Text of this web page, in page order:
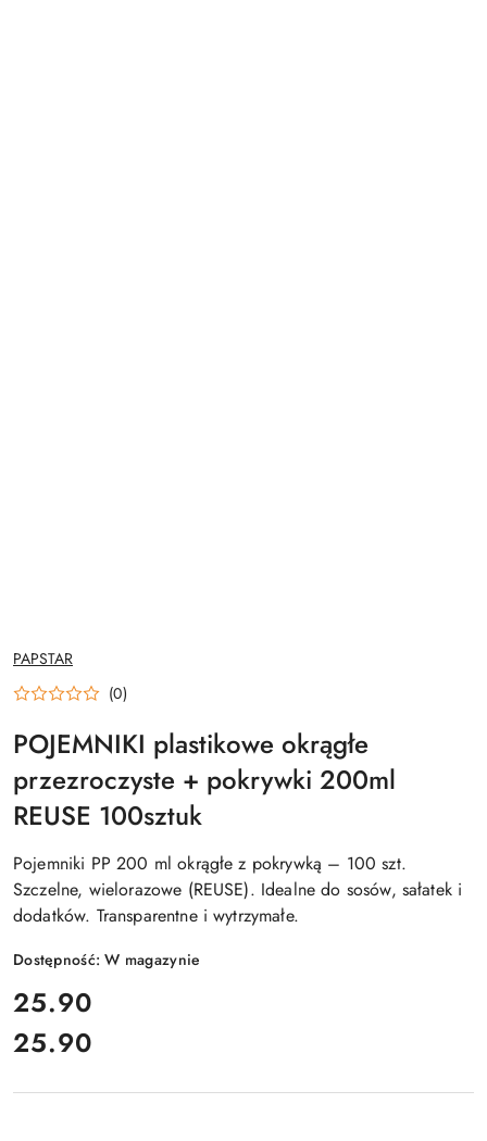
NAZWA
PRODUCENTA:
PAPSTAR
(0)
POJEMNIKI plastikowe okrągłe
przezroczyste + pokrywki 200ml
REUSE 100sztuk
Pojemniki PP 200 ml okrągłe z pokrywką – 100 szt.
Szczelne, wielorazowe (REUSE). Idealne do sosów, sałatek i
dodatków. Transparentne i wytrzymałe.
Dostępność:W magazynie
cena:
25.90
Cena:
25.90